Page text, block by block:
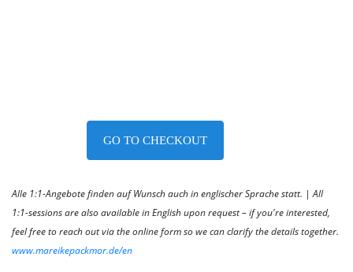
GO TO CHECKOUT
Alle 1:1-Angebote finden auf Wunsch auch in englischer Sprache statt. | All
1:1-sessions are also available in English upon request – if you're interested,
feel free to reach out via the online form so we can clarify the details together.
www.mareikepackmor.de/en